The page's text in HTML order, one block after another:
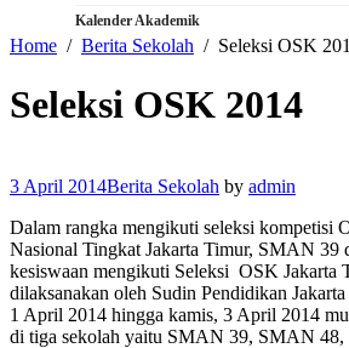
Kalender Akademik
Home Berita Sekolah Seleksi OSK
Seleksi OSK 2014
3 April 2014Berita Sekolah by admin
Dalam rangka mengikuti seleksi kompetisi
Nasional Tingkat Jakarta Timur, SMAN 39
kesiswaan mengikuti Seleksi OSK Jakarta
dilaksanakan oleh Sudin Pendidikan
1 April 2014 hingga kamis, 3 April 2014
di tiga sekolah yaitu SMAN 39, SMAN